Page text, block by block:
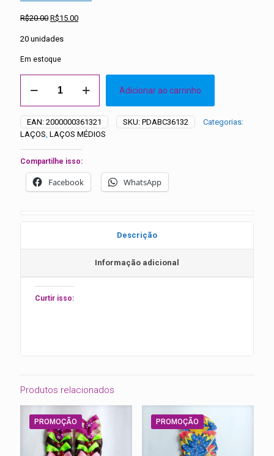
R$20.00 O
original
R$20.00.
R$15.00O
20 unidades
Em estoque
Médios
Aplique
Strass
-
20
unidades
quantidade
Adicionar ao carrinho
EAN: 2000000361321 SKU: PDABC36132
Categorias:
LAÇOS, LAÇOS MÉDIOS
Compartilhe isso:
Facebook WhatsApp
Descrição
Informação adicional
Curtir isso:
Produtos relacionados
PROMOÇÃO PROMOÇÃO